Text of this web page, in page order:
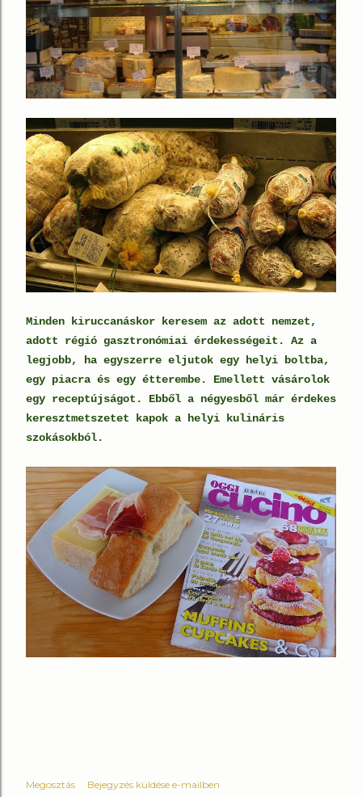
Minden kiruccanáskor keresem az adott nemzet,
adott régió gasztronómiai érdekességeit. Az a
legjobb, ha egyszerre eljutok egy helyi boltba,
egy piacra és egy étterembe. Emellett vásárolok
egy receptújságot. Ebből a négyesből már érdekes
keresztmetszetet kapok a helyi kulináris
szokásokból.
Megosztás
Bejegyzés küldése e-mailben